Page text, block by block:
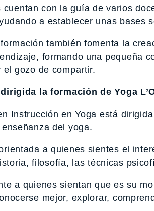
cuentan con la guía de varios
a establecer unas bases
también fomenta la
formando una pequeña
el gozo de compartir.
la formación de Yoga
Instrucción en Yoga está
del yoga.
a quienes sientes el
filosofía, las técnicas
a quienes sientan que es su
mejor, explorar,